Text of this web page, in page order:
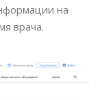
на
врача.